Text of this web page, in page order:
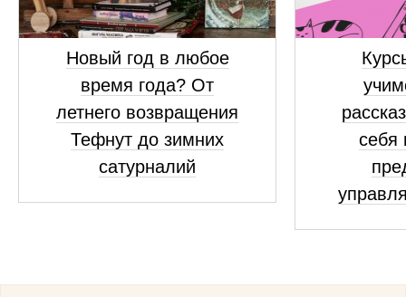
Новый год в любое
время года? От
летнего возвращения
Тефнут до зимних
сатурналий
себя